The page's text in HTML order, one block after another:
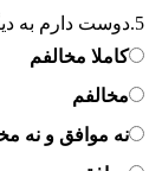
5. دوست دارم به
کاملا مخالفم
مخالفم
نه موافق و نه